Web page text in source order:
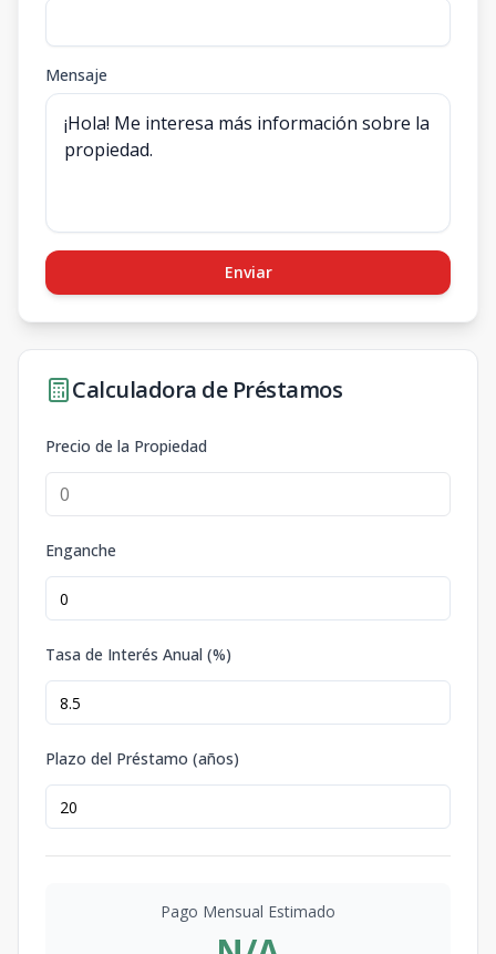
Mensaje
Enviar
Calculadora de Préstamos
Precio de la Propiedad
Enganche
Tasa de Interés Anual (%)
Plazo del Préstamo (años)
Pago Mensual Estimado